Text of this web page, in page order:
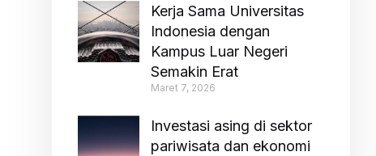
Kerja Sama Universitas
Indonesia dengan
Kampus Luar Negeri
Semakin Erat
Maret 7, 2026
Investasi asing di sektor
pariwisata dan ekonomi